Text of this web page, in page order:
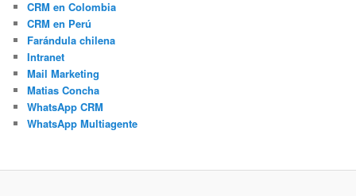
CRM en Colombia
CRM en Perú
Farándula chilena
Intranet
Mail Marketing
Matias Concha
WhatsApp CRM
WhatsApp Multiagente